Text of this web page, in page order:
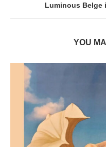
Luminous Belge
YOU